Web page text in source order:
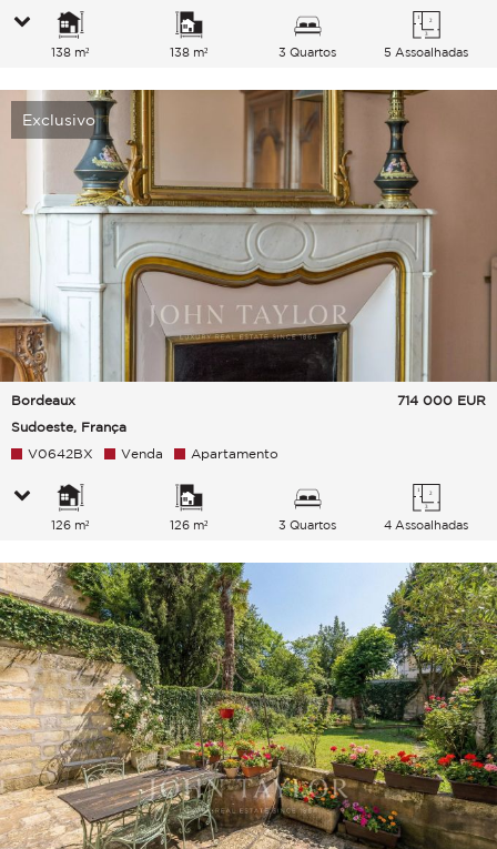
138 m² 138 m² 3 Quartos 5 Assoalhadas
Exclusivo
Bordeaux
Sudoeste, França
714 000 EUR
V0642BX Venda Apartamento
126 m² 126 m² 3 Quartos 4 Assoalhadas